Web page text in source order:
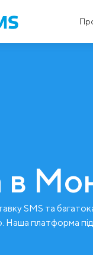
в
SMS та
платформа